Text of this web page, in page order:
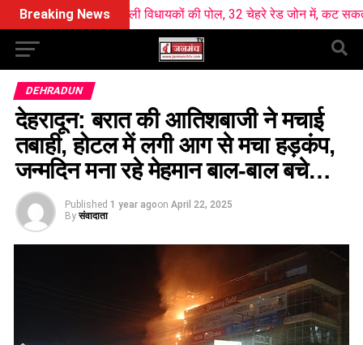
Breaking News
ने खोली विधायकों की पोल, 32 चेहरे रेड जोन में, कट सकता है कई का टिकट
DEHRADUN
देहरादून: बरात की आतिशबाजी ने मचाई
तबाही, होटल में लगी आग से मचा हड़कंप,
जन्मदिन मना रहे मेहमान बाल-बाल बचे…
Published 1 year agoon April 22, 2025
By संवादाता